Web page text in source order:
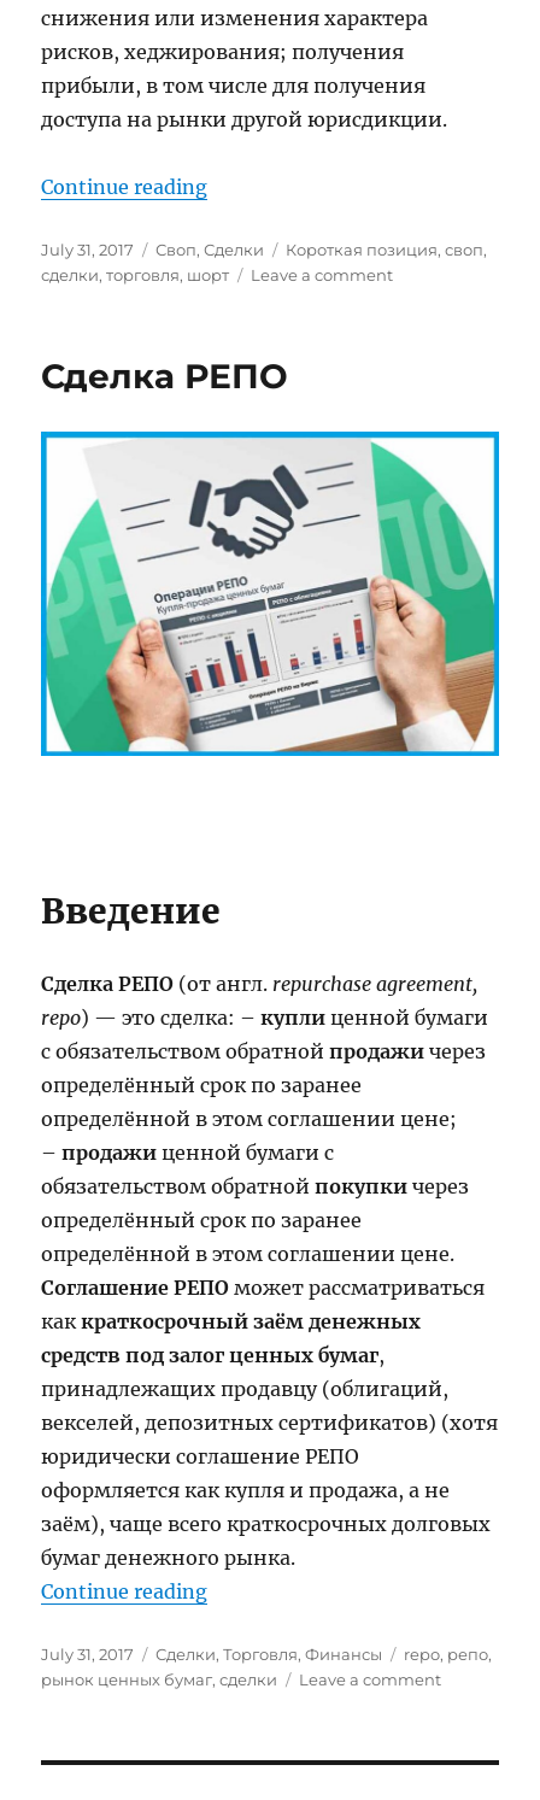
снижения или изменения характера
рисков, хеджирования; получения
прибыли, в том числе для получения
доступа на рынки другой юрисдикции.
Continue reading“СВОП”
Posted
on
July 31, 2017 Categories
Своп,Сделки Tags
Короткая позиция,своп,
сделки,торговля, шорт Leave a commenton
Сделка РЕПО
Введение
Сделка РЕПО (от англ. repurchase agreement,
repo) — это сделка: –купли ценной бумаги
с обязательством обратнойпродажи через
определённый срок по заранее
определённой в этом соглашении цене;
–продажи ценной бумаги с
обязательством обратнойпокупки через
определённый срок по заранее
определённой в этом соглашении цене.
Соглашение РЕПО может рассматриваться
каккраткосрочный заём денежных
средств под залог ценных бумаг,
принадлежащих продавцу (облигаций,
векселей, депозитных сертификатов) (хотя
юридически соглашение РЕПО
оформляется как купля и продажа, а не
заём), чаще всего краткосрочных долговых
бумаг денежного рынка.
Continue reading“Сделка РЕПО”
Posted
on
July 31, 2017 Categories
Сделки,Торговля,Финансы Tags
repo, репо,
рынок ценных бумаг,сделки Leave a commenton